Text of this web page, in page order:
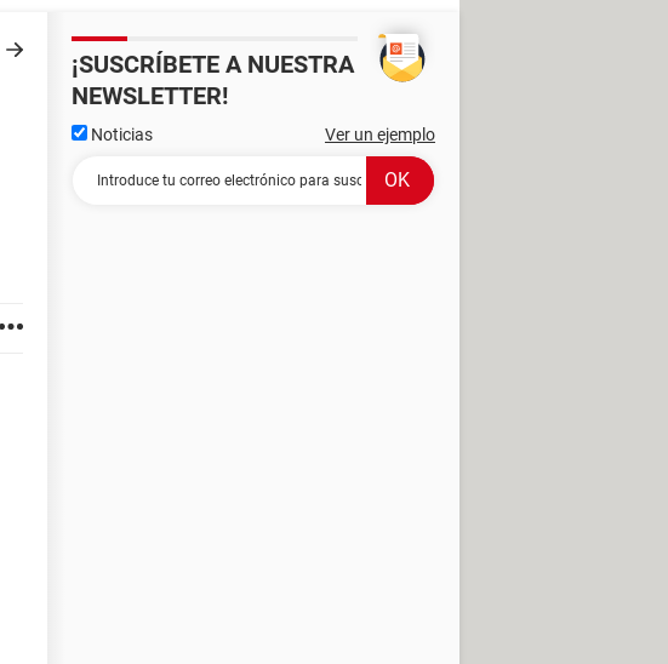
¡SUSCRÍBETE A NUESTRA
NEWSLETTER!
Noticias Ver un ejemplo